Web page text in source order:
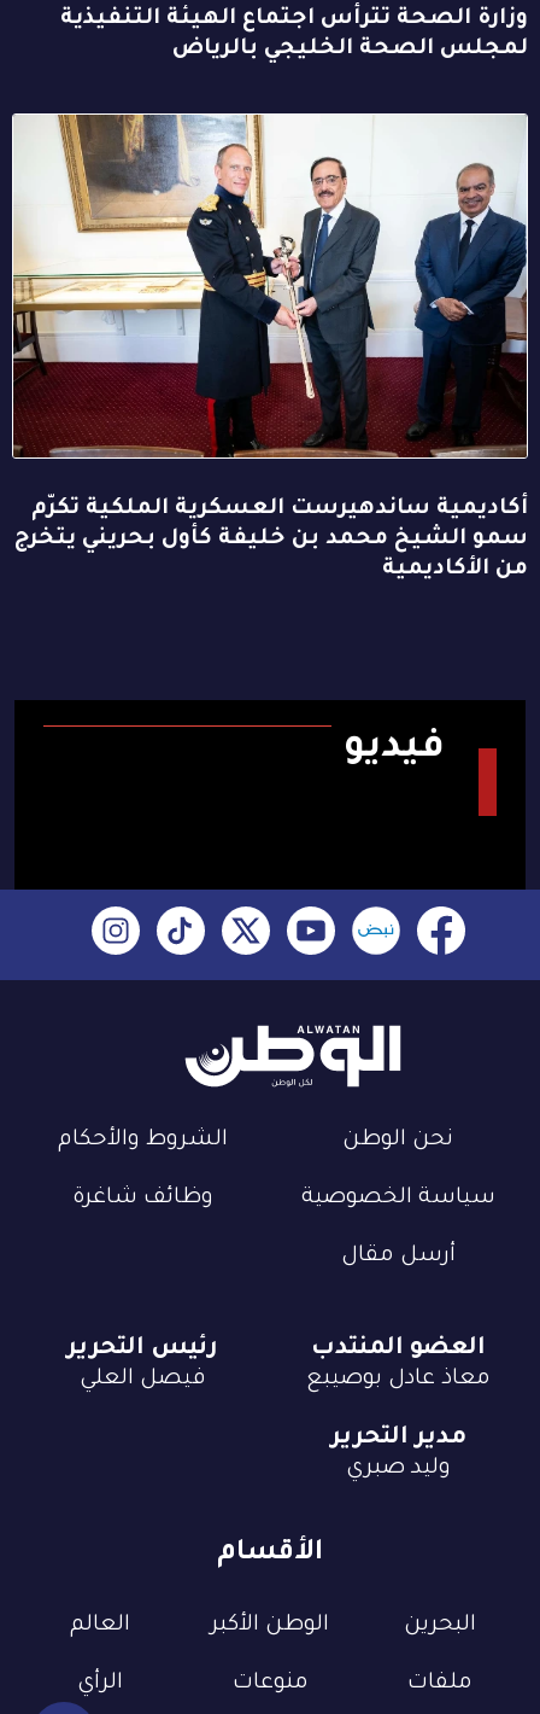
وزارة الصحة تترأس اجتماع الهيئة التنفيذية
لمجلس الصحة الخليجي بالرياض
أكاديمية ساندهيرست العسكرية الملكية تكرّم
سمو الشيخ محمد بن خليفة كأول بحريني يتخرج
من الأكاديمية
فيديو
نحن الوطن الشروط والأحكام
سياسة الخصوصية وظائف شاغرة
أرسل مقال
الأقسام
البحرين الوطن الأكبر العالم
ملفات منوعات الرأي
العضو المنتدب
معاذ عادل بوصيبع
رئيس التحرير
فيصل العلي
مدير التحرير
وليد صبري